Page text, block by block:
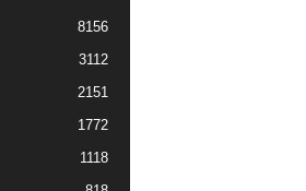
8156
3112
2151
1772
1118